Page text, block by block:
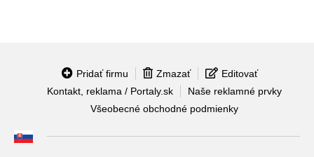
Pridať firmu Zmazať
Editovať
Kontakt, reklama / Portaly.sk
Naše reklamné prvky
Všeobecné obchodné podmienky